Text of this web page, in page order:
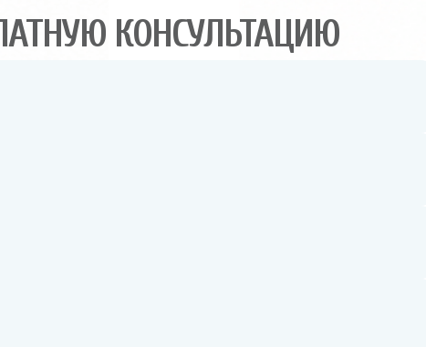
КОНСУЛЬТАЦИЮ